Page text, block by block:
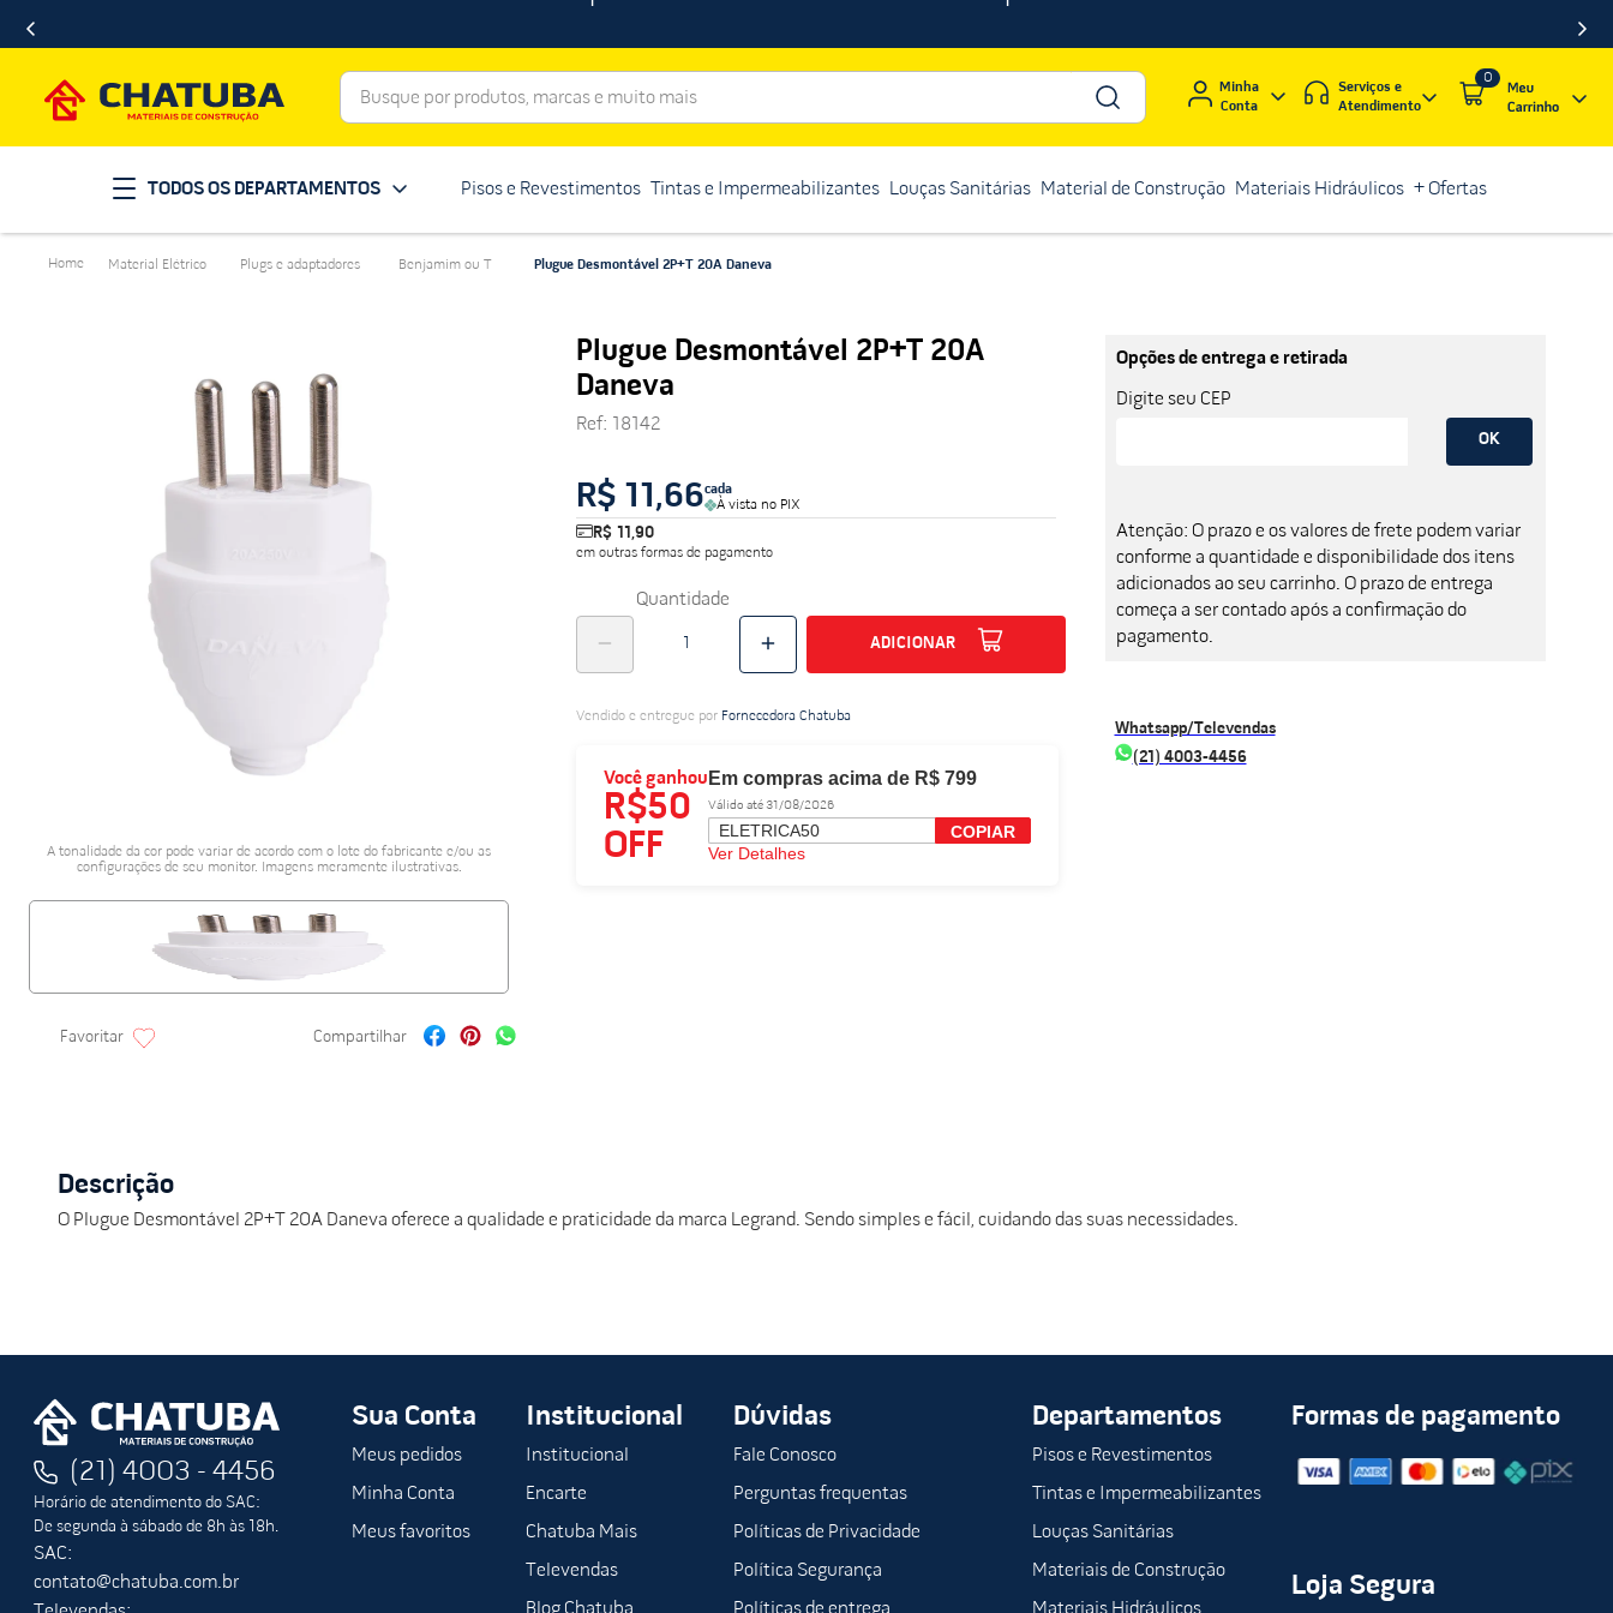
Busque por produtos, marcas e muito mais
Minha
Conta
Serviços e
Atendimento
0
TODOS OS DEPARTAMENTOS Pisos e Revestimentos Tintas e Impermeabilizantes Louças Sanitárias Material de Construção Materiais Hidráulicos + Ofertas
Material Elétrico Plugs e adaptadores Benjamim ou T Plugue Desmontável 2P+T 20A Daneva
A tonalidade da cor pode variar de acordo com o lote do fabricante e/ou as
configurações de seu monitor. Imagens meramente ilustrativas.
Plugue Desmontável 2P+T 20A
Daneva
Ref: 18142
R$ 11,66cada
À vista no PIX
R$ 11,90
em outras formas de pagamento
Quantidade
ADICIONAR
Vendido e entregue por Fornecedora Chatuba
Você ganhou
R$50
OFF
Em compras acima de R$ 799
Válido até 31/08/2026
ELETRICA50
COPIAR
Ver Detalhes
Opções de entrega e retirada
Digite seu CEP
OK
Atenção: O prazo e os valores de frete podem variar
conforme a quantidade e disponibilidade dos itens
adicionados ao seu carrinho. O prazo de entrega
começa a ser contado após a confirmação do
pagamento.
Whatsapp/Televendas
(21) 4003-4456
Descrição
O Plugue Desmontável 2P+T 20A Daneva oferece a qualidade e praticidade da marca Legrand. Sendo simples e fácil, cuidando das suas necessidades.
(21) 4003 - 4456
Horário de atendimento do SAC:
De segunda à sábado de 8h às 18h.
SAC:
contato@chatuba.com.br
Sua Conta
Meus pedidos
Minha Conta
Meus favoritos
Institucional
Institucional
Encarte
Chatuba Mais
Televendas
Dúvidas
Fale Conosco
Perguntas frequentas
Políticas de Privacidade
Política Segurança
Departamentos
Pisos e Revestimentos
Tintas e Impermeabilizantes
Louças Sanitárias
Materiais de Construção
Formas de pagamento
Loja Segura
1 º porcelanato
2º telha
revestimento